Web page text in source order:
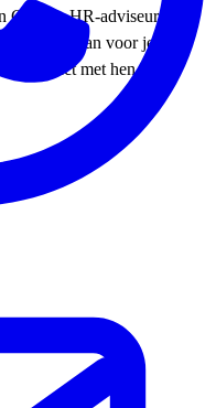
Geelen, HR-adviseur, via
staan voor je klaar
contact met hen op!